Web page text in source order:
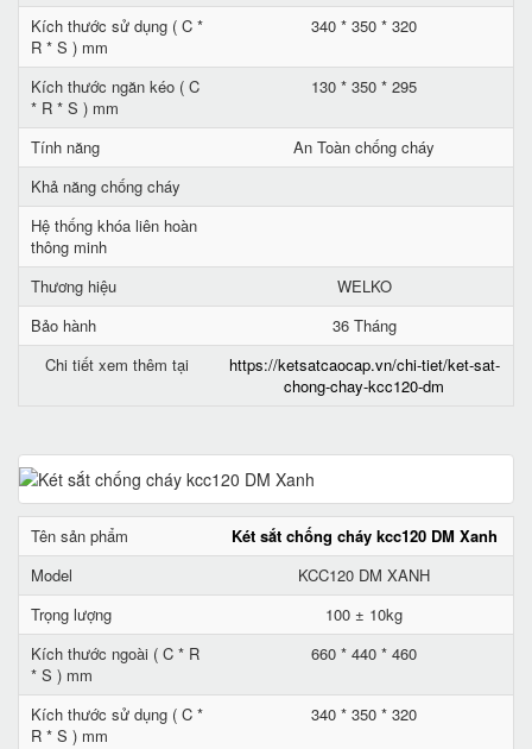
Kích thước sử dụng ( C *
R * S ) mm
340 * 350 * 320
Kích thước ngăn kéo ( C
* R * S ) mm
130 * 350 * 295
Tính năng
An Toàn chống cháy
Khả năng chống cháy
Hệ thống khóa liên hoàn
thông minh
Thương hiệu
WELKO
Bảo hành
36 Tháng
Chi tiết xem thêm tại
https://ketsatcaocap.vn/chi-tiet/ket-sat-
chong-chay-kcc120-dm
Tên sản phẩm
Két sắt chống cháy kcc120 DM Xanh
Model
KCC120 DM XANH
Trọng lượng
100 ± 10kg
Kích thước ngoài ( C * R
* S ) mm
660 * 440 * 460
Kích thước sử dụng ( C *
R * S ) mm
340 * 350 * 320